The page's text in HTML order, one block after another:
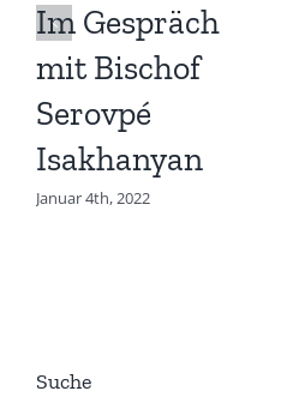
Im Gespräch
mit Bischof
Serovpé
Isakhanyan
Januar 4th, 2022
Suche